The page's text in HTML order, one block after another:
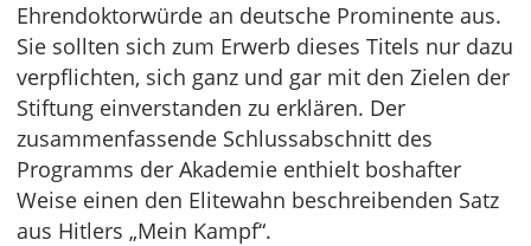
Ehrendoktorwürde an deutsche Prominente aus.
Sie sollten sich zum Erwerb dieses Titels nur dazu
verpflichten, sich ganz und gar mit den Zielen der
Stiftung einverstanden zu erklären. Der
zusammenfassende Schlussabschnitt des
Programms der Akademie enthielt boshafter
Weise einen den Elitewahn beschreibenden Satz
aus Hitlers „Mein Kampf“.